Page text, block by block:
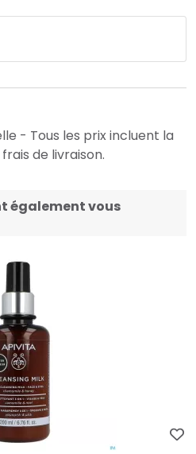
- Tous les prix incluent la
de livraison.
également vous